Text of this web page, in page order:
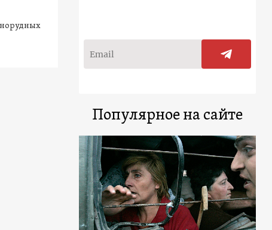
Популярное на сайте